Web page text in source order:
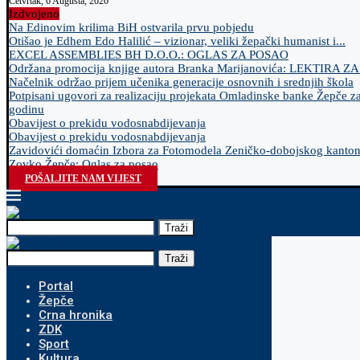
Izdvojeno
Na Edinovim krilima BiH ostvarila prvu pobjedu
Otišao je Edhem Edo Halilić – vizionar, veliki žepački humanist i...
EXCEL ASSEMBLIES BH D.O.O.: OGLAS ZA POSAO
Održana promocija knjige autora Branka Marijanovića: LEKTIRA
Načelnik održao prijem učenika generacije osnovnih i srednjih škola
Potpisani ugovori za realizaciju projekata Omladinske banke Žepče
godinu
Obavijest o prekidu vodosnabdijevanja
Obavijest o prekidu vodosnabdijevanja
Zavidovići domaćin Izbora za Fotomodela Zeničko-dobojskog
Zovko Žepče: Oglas za posao
POŠALJITE NAM VIJEST
Traži
Traži
Portal
Žepče
Crna hronika
ZDK
Sport